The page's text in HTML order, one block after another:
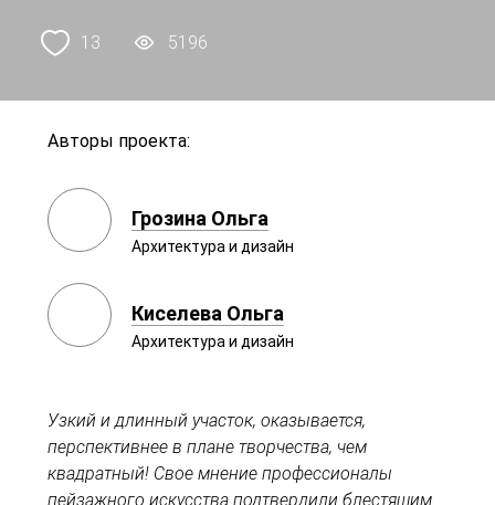
13 5196
Авторы проекта:
Грозина Ольга
Архитектура и дизайн
Киселева Ольга
Архитектура и дизайн
Узкий и длинный участок, оказывается,
перспективнее в плане творчества, чем
квадратный! Свое мнение профессионалы
пейзажного искусства подтвердили блестящим